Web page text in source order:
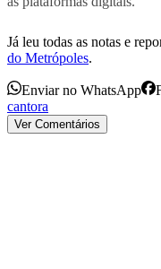
Já leu todas as notas e
do Metrópoles.
Enviar no WhatsApp
cantora
Ver Comentários